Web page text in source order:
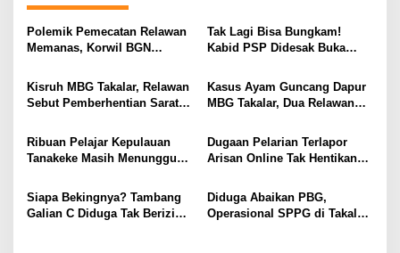
a
s
i
p
s
Polemik Pemecatan Relawan
Memanas, Korwil BGN
Rekaman CCTV
Tak Lagi Bisa Bungkam!
Kabid PSP Didesak Buka
WhatsApp yang Beredar
Kisruh MBG Takalar, Relawan
Sebut Pemberhentian Sarat
Kasus Ayam Guncang Dapur
MBG Takalar, Dua Relawan
Kalabbirang 1
Ribuan Pelajar Kepulauan
Tanakeke Masih Menunggu
Dugaan Pelarian Terlapor
Arisan Online Tak Hentikan
Siapa Bekingnya? Tambang
Galian C Diduga Tak Berizin
Diduga Abaikan PBG,
Operasional SPPG di Takalar